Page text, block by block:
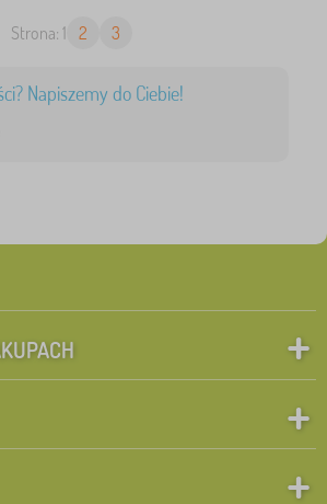
Strona: 1 2 3
Napiszemy do Ciebie!